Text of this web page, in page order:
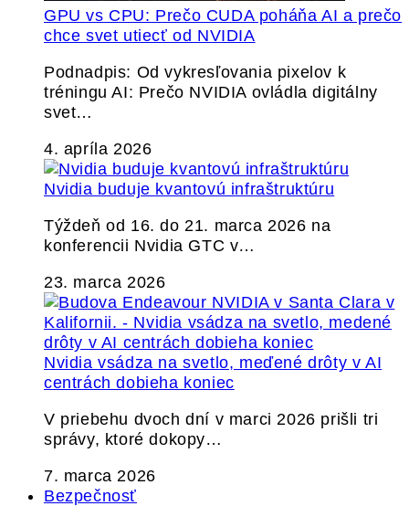
GPU vs CPU: Prečo CUDA poháňa AI a prečo
chce svet utiecť od NVIDIA
Podnadpis: Od vykresľovania pixelov k
tréningu AI: Prečo NVIDIA ovládla digitálny
svet…
4. apríla 2026
Nvidia buduje kvantovú infraštruktúru
Týždeň od 16. do 21. marca 2026 na
konferencii Nvidia GTC v…
23. marca 2026
Nvidia vsádza na svetlo, meďené drôty v AI
centrách dobieha koniec
V priebehu dvoch dní v marci 2026 prišli tri
správy, ktoré dokopy…
7. marca 2026
Bezpečnosť